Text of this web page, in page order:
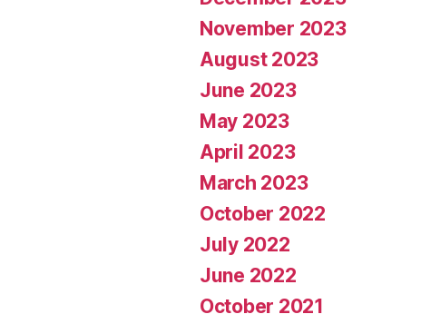
November 2023
August 2023
June 2023
May 2023
April 2023
March 2023
October 2022
July 2022
June 2022
October 2021